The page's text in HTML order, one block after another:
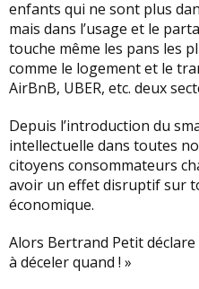
enfants qui ne sont plus
mais dans l’usage et le
touche même les pans les
comme le logement et le
AirBnB, UBER, etc. deux
Depuis l’introduction du
intellectuelle dans toutes
citoyens consommateurs
avoir un effet disruptif sur
économique.
Alors Bertrand Petit
à déceler quand ! »